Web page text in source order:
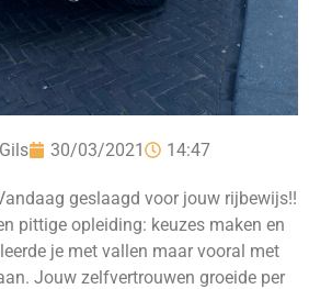
30/03/2021 14:47
geslaagd voor jouw rijbewijs!!
pittige opleiding: keuzes maken en
je met vallen maar vooral met
Jouw zelfvertrouwen groeide per